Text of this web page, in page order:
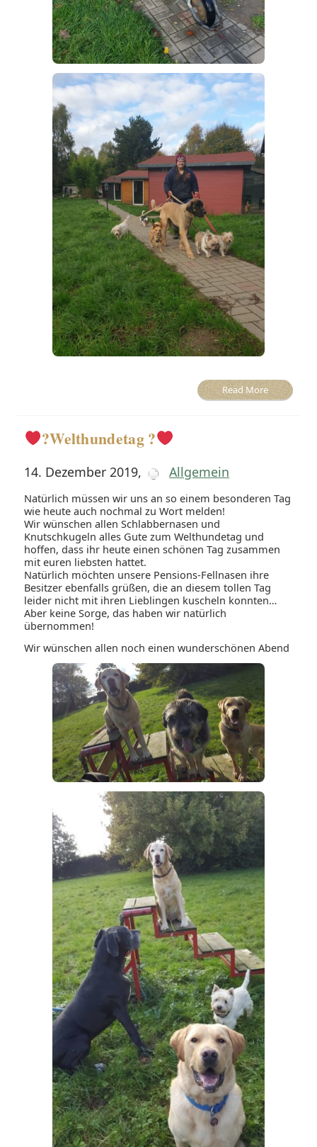
Read More
?Welthundetag ?
14. Dezember 2019, Allgemein
Natürlich müssen wir uns an so einem besonderen Tag
wie heute auch nochmal zu Wort melden!
Wir wünschen allen Schlabbernasen und
Knutschkugeln alles Gute zum Welthundetag und
hoffen, dass ihr heute einen schönen Tag zusammen
mit euren liebsten hattet.
Natürlich möchten unsere Pensions-Fellnasen ihre
Besitzer ebenfalls grüßen, die an diesem tollen Tag
leider nicht mit ihren Lieblingen kuscheln konnten…
Aber keine Sorge, das haben wir natürlich
übernommen!
Wir wünschen allen noch einen wunderschönen Abend